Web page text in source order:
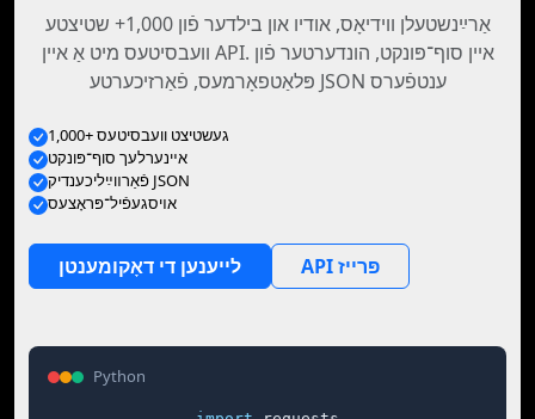
אַרײַנשטעלן װידיאָס, אודיו און בילדער פֿון 1,000+ שטיצטע
וועבסיטעס מיט אַ איין API. איין סוף־פּונקט, הונדערטער פֿון
פּלאַטפאָרמעס, פֿאַרזיכערטע JSON ענטפֿערס
1,000+ געשטיצט וועבסיטעס
אײנערלעך סוף־פּונקט
פֿאַרװײַליכענדיק JSON
אױסגעפֿיל־פּראָצעס
לייענען די דאָקומענטן API פּרייז
Python